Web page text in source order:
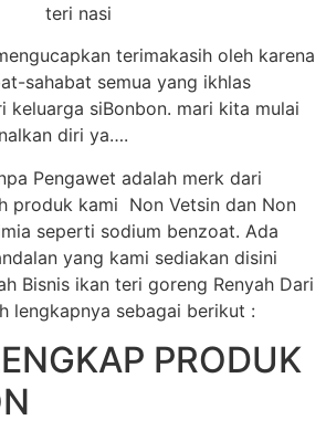
terimakasih oleh karena
sahabat semua yang ikhlas
keluarga siBonbon. mari kita mulai
diri ya….
Pengawet adalah merk dari
produk kami Non Vetsin dan Non
seperti sodium benzoat. Ada
yang kami sediakan disini
Bisnis ikan teri goreng Renyah Dari
lengkapnya sebagai berikut :
PRODUK